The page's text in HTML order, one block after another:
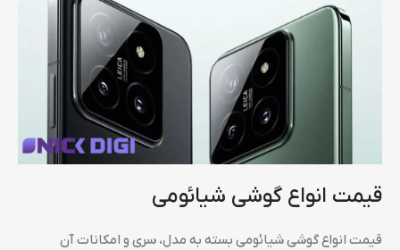
قیمت انواع گوشی شیائومی
قیمت انواع گوشی شیائومی بسته به مدل، سری و امکانات آن